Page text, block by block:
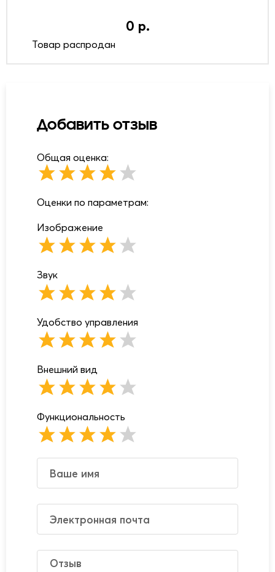
0 р.
Товар распродан
Добавить отзыв
Общая оценка:
Оценки по параметрам:
Изображение
Звук
Удобство управления
Внешний вид
Функциональность